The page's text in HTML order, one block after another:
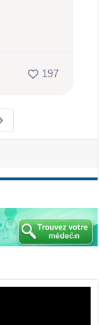
197